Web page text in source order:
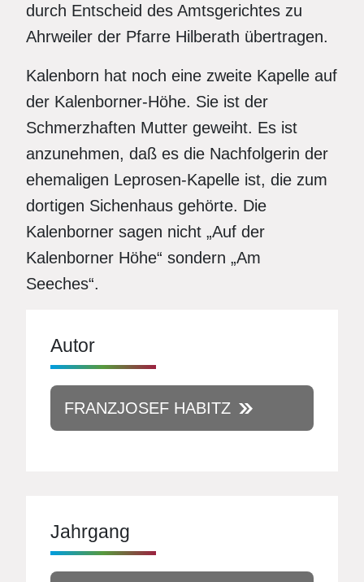
durch Entscheid des Amtsgerichtes zu
Ahrweiler der Pfarre Hilberath übertragen.
Kalenborn hat noch eine zweite Kapelle auf
der Kalenborner-Höhe. Sie ist der
Schmerzhaften Mutter geweiht. Es ist
anzunehmen, daß es die Nachfolgerin der
ehemaligen Leprosen-Kapelle ist, die zum
dortigen Sichenhaus gehörte. Die
Kalenborner sagen nicht „Auf der
Kalenborner Höhe“ sondern „Am
Seeches“.
Autor
FRANZJOSEF HABITZ
Jahrgang